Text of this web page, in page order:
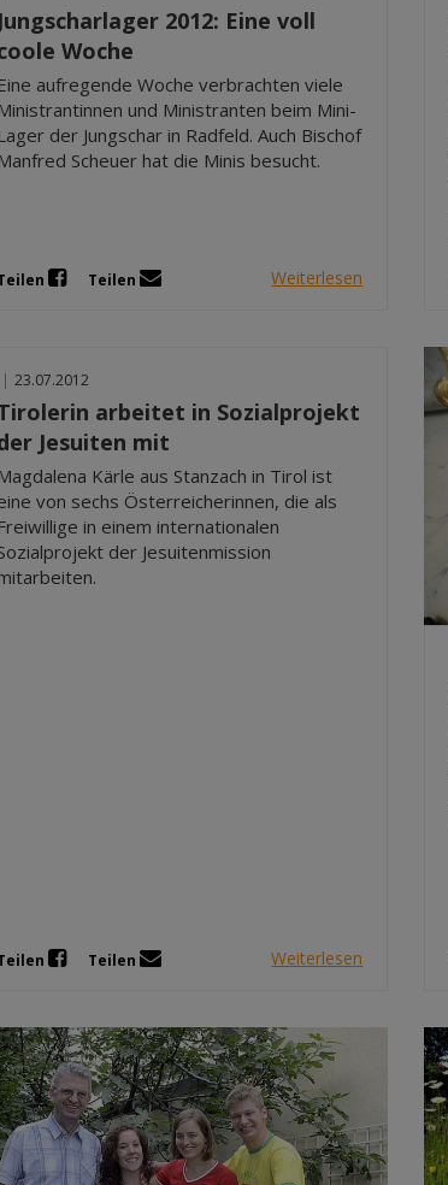
Jungscharlager 2012: Eine voll
Woche
Eine aufregende Woche verbrachten viele
Ministrantinnen und Ministranten beim Mini-
Lager der Jungschar in Radfeld. Auch Bischof
Manfred Scheuer hat die Minis besucht.
Teilen Weiterlesen
| 23.07.2012
arbeitet in Sozialprojekt
Jesuiten mit
Magdalena Kärle aus Stanzach in Tirol ist
von sechs Österreicherinnen, die als
Freiwillige in einem internationalen
der Jesuitenmission
Teilen Weiterlesen